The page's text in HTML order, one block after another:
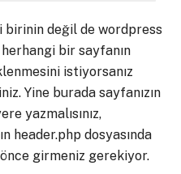
birinin değil de wordpress
bir sayfanın
istiyorsanız
Yine burada sayfanızın
yazmalısınız,
header.php dosyasında
girmeniz gerekiyor.